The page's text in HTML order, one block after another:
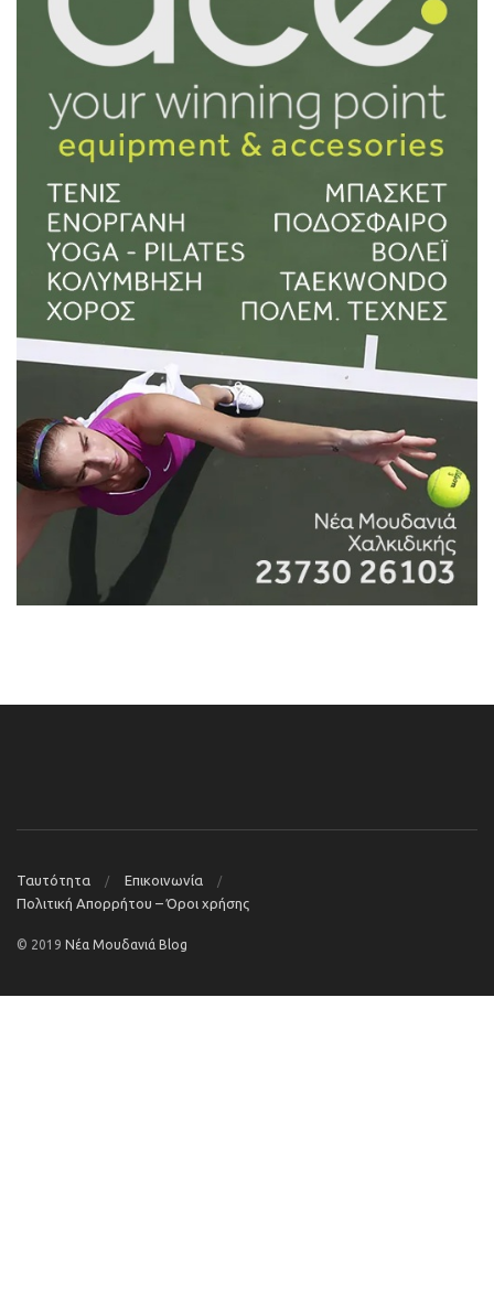
Ταυτότητα
Επικοινωνία
Πολιτική Απορρήτου – Όροι χρήσης
© 2019 Νέα Μουδανιά Blog